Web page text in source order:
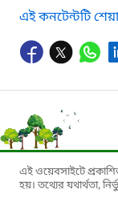
এই কনটেন্টটি
এই ওয়েবসাইটে
হয়। তথ্যের যথার্থতা,